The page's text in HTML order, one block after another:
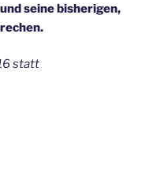
seine bisherigen,
statt